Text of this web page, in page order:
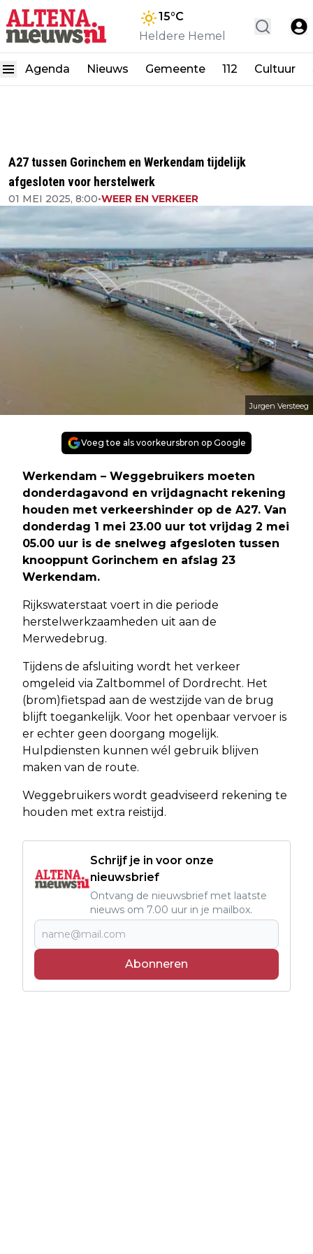
15°C
Heldere Hemel
Agenda Nieuws Gemeente 112 Cultuur
A27 tussen Gorinchem en Werkendam tijdelijk
afgesloten voor herstelwerk
01 MEI 2025, 8:00•WEER EN VERKEER
Jurgen Versteeg
Voeg toe als voorkeursbron op Google
Werkendam – Weggebruikers moeten
donderdagavond en vrijdagnacht rekening
houden met verkeershinder op de A27. Van
donderdag 1 mei 23.00 uur tot vrijdag 2 mei
05.00 uur is de snelweg afgesloten tussen
knooppunt Gorinchem en afslag 23
Werkendam.
Rijkswaterstaat voert in die periode
herstelwerkzaamheden uit aan de
Merwedebrug.
Tijdens de afsluiting wordt het verkeer
omgeleid via Zaltbommel of Dordrecht. Het
(brom)fietspad aan de westzijde van de brug
blijft toegankelijk. Voor het openbaar vervoer is
er echter geen doorgang mogelijk.
Hulpdiensten kunnen wél gebruik blijven
maken van de route.
Weggebruikers wordt geadviseerd rekening te
houden met extra reistijd.
Schrijf je in voor onze
nieuwsbrief
Ontvang de nieuwsbrief met laatste
nieuws om 7.00 uur in je mailbox.
Abonneren